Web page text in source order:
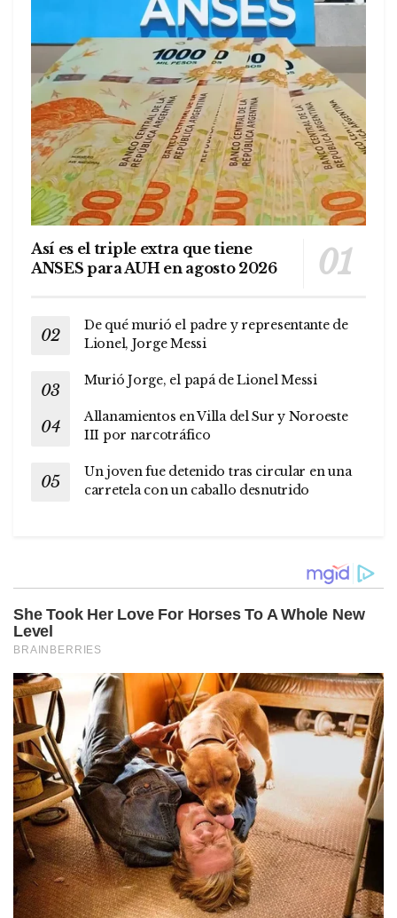
Así es el triple extra que tiene
ANSES para AUH en agosto 2026
De qué murió el padre y representante de
Lionel, Jorge Messi
Murió Jorge, el papá de Lionel Messi
Allanamientos en Villa del Sur y Noroeste
III por narcotráfico
Un joven fue detenido tras circular en una
carretela con un caballo desnutrido